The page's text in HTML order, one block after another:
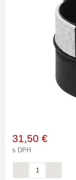
31,50 €
s DPH